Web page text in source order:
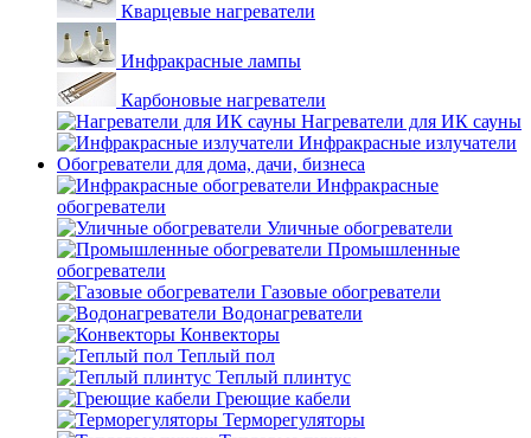
Кварцевые нагреватели
Инфракрасные лампы
Карбоновые нагреватели
Нагреватели для ИК сауны
Инфракрасные излучатели
Обогреватели для дома, дачи, бизнеса
Инфракрасные
обогреватели
Уличные обогреватели
Промышленные
обогреватели
Газовые обогреватели
Водонагреватели
Конвекторы
Теплый пол
Теплый плинтус
Греющие кабели
Терморегуляторы